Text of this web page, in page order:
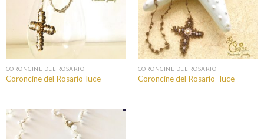
CORONCINE DEL ROSARIO
Coroncine del Rosario-luce
CORONCINE DEL ROSARIO
Coroncine del Rosario- luce